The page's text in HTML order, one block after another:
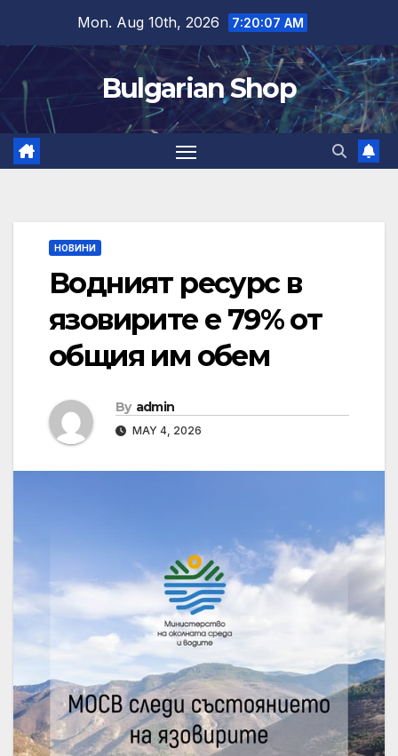
content
Mon. Aug 10th, 2026 7:20:08 AM
Bulgarian Shop
НОВИНИ
Водният ресурс в
язовирите е 79% от
общия им обем
By admin
MAY 4, 2026